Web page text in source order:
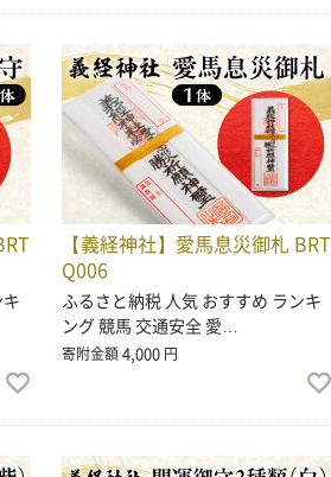
【義経神社】愛馬息災御札 BRT
Q006
ふるさと納税 人気 おすすめ ランキ
ング 競馬 交通安全 愛…
寄附金額4,000 円